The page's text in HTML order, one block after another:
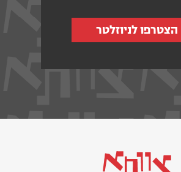
הצטרפו לניוזלטר